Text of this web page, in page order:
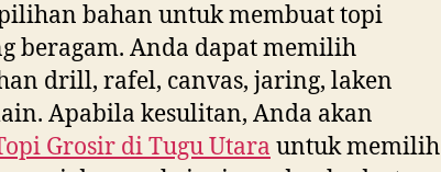
bahan untuk membuat topi
beragam. Anda dapat memilih
drill, rafel, canvas, jaring, laken
Apabila kesulitan, Anda akan
Grosir diTugu Utara untuk memilih